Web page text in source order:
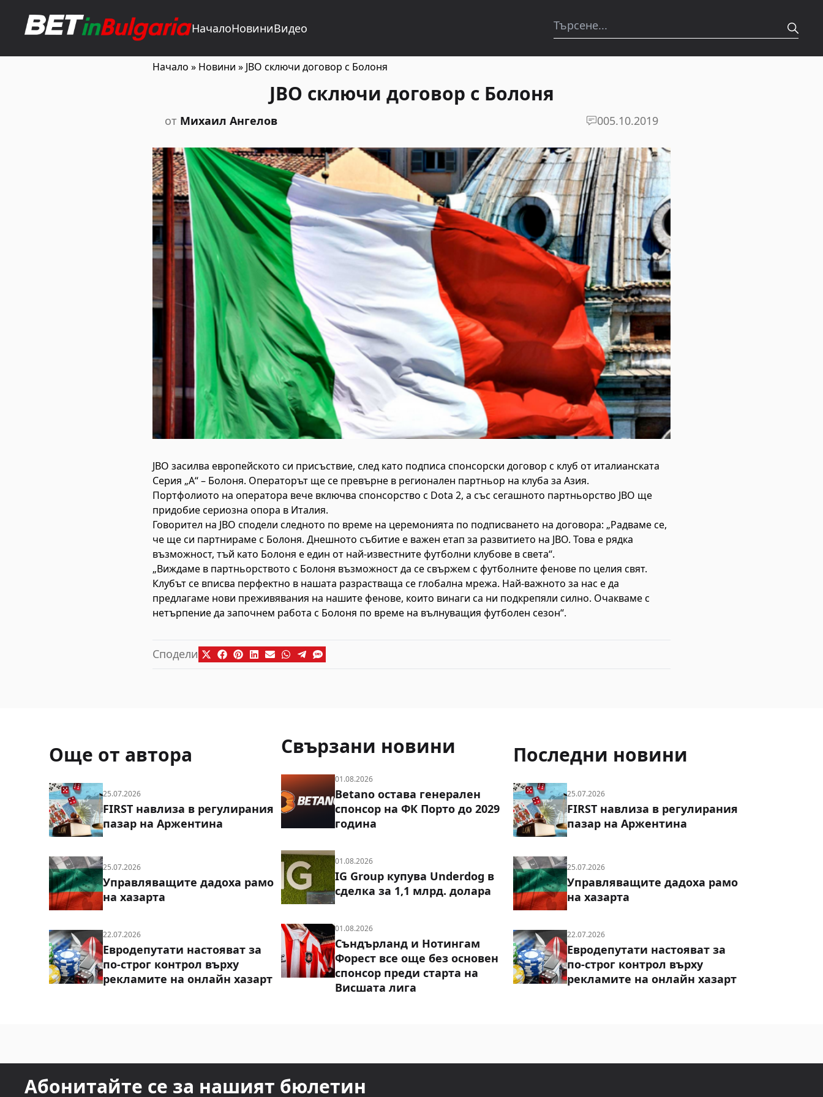
НачалоНовиниВидео
Начало » Новини » JBO сключи договор с Болоня
JBO сключи договор с Болоня
от Михаил Ангелов 005.10.2019
JBO засилва европейското си присъствие, след като подписа спонсорски договор с клуб от италианската
Серия „А“ – Болоня. Операторът ще се превърне в регионален партньор на клуба за Азия.
Портфолиото на оператора вече включва спонсорство с Dota 2, а със сегашното партньорство JBO ще
придобие сериозна опора в Италия.
Говорител на JBO сподели следното по време на церемонията по подписването на договора: „Радваме се,
че ще си партнираме с Болоня. Днешното събитие е важен етап за развитието на JBO. Това е рядка
възможност, тъй като Болоня е един от най-известните футболни клубове в света“.
„Виждаме в партньорството с Болоня възможност да се свържем с футболните фенове по целия свят.
Клубът се вписва перфектно в нашата разрастваща се глобална мрежа. Най-важното за нас е да
предлагаме нови преживявания на нашите фенове, които винаги са ни подкрепяли силно. Очакваме с
нетърпение да започнем работа с Болоня по време на вълнуващия футболен сезон“.
Сподели
Още от автора
25.07.2026
FIRST навлиза в регулирания
пазар на Аржентина
25.07.2026
Управляващите дадоха рамо
на хазарта
22.07.2026
Евродепутати настояват за
по-строг контрол върху
рекламите на онлайн хазарт
Свързани новини
01.08.2026
Betano остава генерален
спонсор на ФК Порто до 2029
година
01.08.2026
IG Group купува Underdog в
сделка за 1,1 млрд. долара
01.08.2026
Съндърланд и Нотингам
Форест все още без основен
спонсор преди старта на
Висшата лига
Последни новини
25.07.2026
FIRST навлиза в регулирания
пазар на Аржентина
25.07.2026
Управляващите дадоха рамо
на хазарта
22.07.2026
Евродепутати настояват за
по-строг контрол върху
рекламите на онлайн хазарт
Абонитайте се за нашият бюлетин